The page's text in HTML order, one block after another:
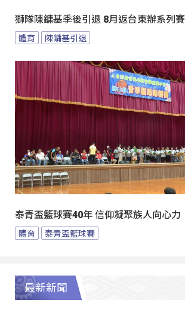
獅隊陳鏞基季後引退 8月返台東辦系列賽
體育 陳鏞基引退
泰青盃籃球賽40年 信仰凝聚族人向心力
體育 泰青盃籃球賽
最新新聞